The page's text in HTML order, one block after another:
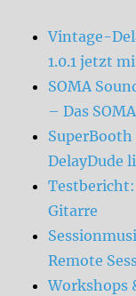
Vintage-
1.0.1 jetzt
SOMA
– Das
DelayDude
Gitarre
Remote
Workshops